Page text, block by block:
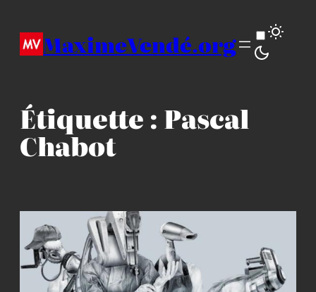
contenuMaximeVendé.org
Étiquette : Pascal
Chabot